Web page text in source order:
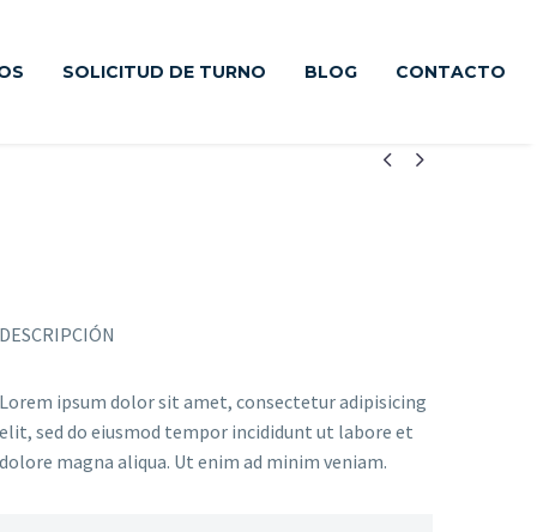
SOLICITUD DE TURNO BLOG CONTACTO
 
DESCRIPCIÓN
Lorem ipsum dolor sit amet, consectetur adipisicing
elit, sed do eiusmod tempor incididunt ut labore et
dolore magna aliqua. Ut enim ad minim veniam.